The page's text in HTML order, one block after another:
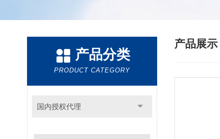
产品分类
PRODUCT CATEGORY
国内授权代理
产品展示